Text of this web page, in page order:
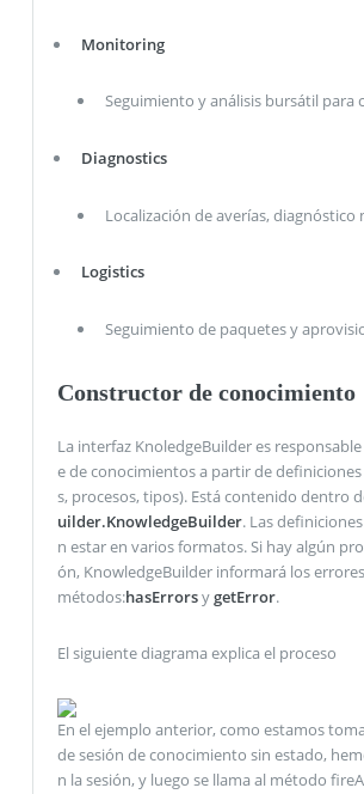
Monitoring
Seguimiento y análisis bursátil para
Diagnostics
Localización de averías, diagnóstico
Logistics
Seguimiento de paquetes y
Constructor de conocimiento
La interfaz KnoledgeBuilder es
e de conocimientos a partir de
s, procesos, tipos). Está contenido dentro
uilder.KnowledgeBuilder. Las
n estar en varios formatos. Si hay algún
ón, KnowledgeBuilder informará los
métodos:hasErrorsygetError.
El siguiente diagrama explica el proceso
En el ejemplo anterior, como estamos
de sesión de conocimiento sin estado,
n la sesión, y luego se llama al método